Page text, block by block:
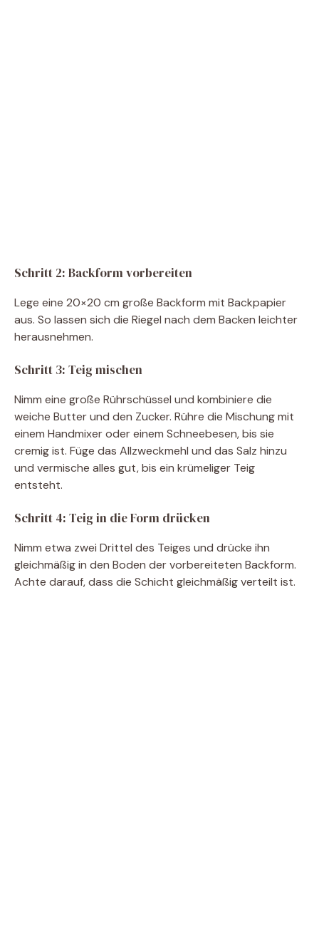
Schritt 2: Backform vorbereiten
Lege eine 20×20 cm große Backform mit Backpapier
aus. So lassen sich die Riegel nach dem Backen leichter
herausnehmen.
Schritt 3: Teig mischen
Nimm eine große Rührschüssel und kombiniere die
weiche Butter und den Zucker. Rühre die Mischung mit
einem Handmixer oder einem Schneebesen, bis sie
cremig ist. Füge das Allzweckmehl und das Salz hinzu
und vermische alles gut, bis ein krümeliger Teig
entsteht.
Schritt 4: Teig in die Form drücken
Nimm etwa zwei Drittel des Teiges und drücke ihn
gleichmäßig in den Boden der vorbereiteten Backform.
Achte darauf, dass die Schicht gleichmäßig verteilt ist.